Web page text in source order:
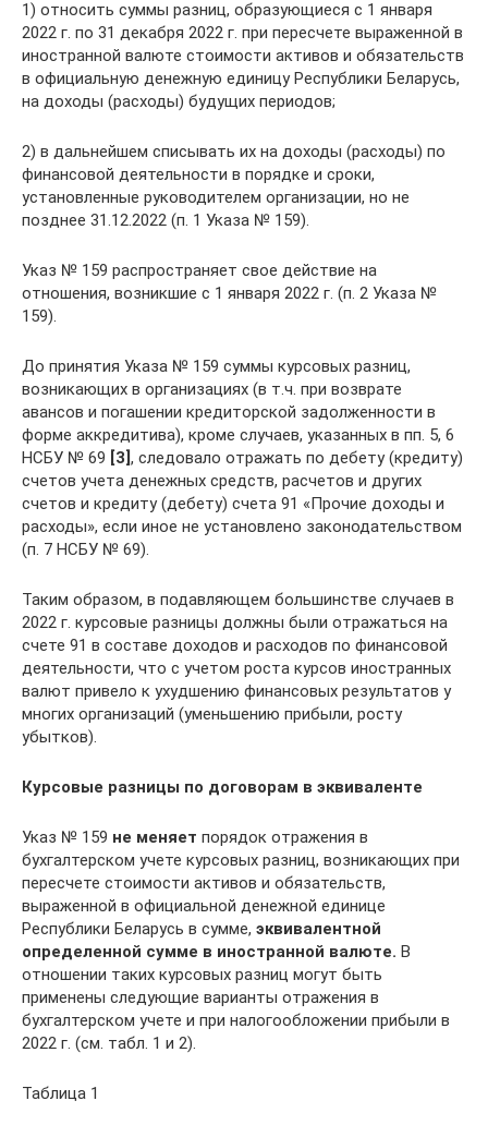
1) относить суммы разниц, образующиеся с 1 января
2022 г. по 31 декабря 2022 г. при пересчете выраженной в
иностранной валюте стоимости активов и обязательств
в официальную денежную единицу Республики Беларусь,
на доходы (расходы) будущих периодов;
2) в дальнейшем списывать их на доходы (расходы) по
финансовой деятельности в порядке и сроки,
установленные руководителем организации, но не
позднее 31.12.2022 (п. 1 Указа № 159).
Указ № 159 распространяет свое действие на
отношения, возникшие с 1 января 2022 г. (п. 2 Указа №
159).
До принятия Указа № 159 суммы курсовых разниц,
возникающих в организациях (в т.ч. при возврате
авансов и погашении кредиторской задолженности в
форме аккредитива), кроме случаев, указанных в пп. 5, 6
НСБУ № 69 [3], следовало отражать по дебету (кредиту)
счетов учета денежных средств, расчетов и других
счетов и кредиту (дебету) счета 91 «Прочие доходы и
расходы», если иное не установлено законодательством
(п. 7 НСБУ № 69).
Таким образом, в подавляющем большинстве случаев в
2022 г. курсовые разницы должны были отражаться на
счете 91 в составе доходов и расходов по финансовой
деятельности, что с учетом роста курсов иностранных
валют привело к ухудшению финансовых результатов у
многих организаций (уменьшению прибыли, росту
убытков).
Курсовые разницы по договорам в эквиваленте
Указ № 159 не меняет порядок отражения в
бухгалтерском учете курсовых разниц, возникающих при
пересчете стоимости активов и обязательств,
выраженной в официальной денежной единице
Республики Беларусь в сумме, эквивалентной
определенной сумме в иностранной валюте. В
отношении таких курсовых разниц могут быть
применены следующие варианты отражения в
бухгалтерском учете и при налогообложении прибыли в
2022 г. (см. табл. 1 и 2).
Таблица 1